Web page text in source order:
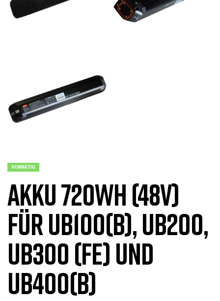
VORRÄTIG
Akku 720Wh (48V)
für UB100(B), UB200,
UB300 (FE) und
UB400(B)